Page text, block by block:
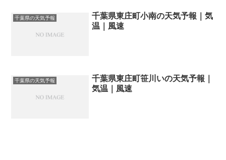
千葉県の天気予報
千葉県東庄町小南の天気予報｜気
温｜風速
千葉県の天気予報
千葉県東庄町笹川いの天気予報｜
気温｜風速